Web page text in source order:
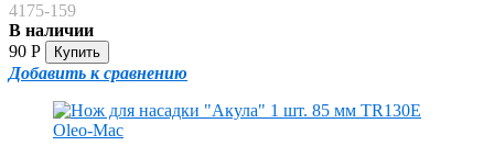
4175-159
В наличии
90 Р
Добавить к сравнению